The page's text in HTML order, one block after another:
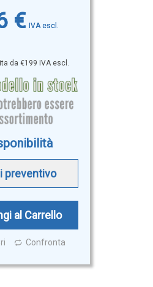
€
da €199 IVA escl.
preventivo
al Carrello
Confronta